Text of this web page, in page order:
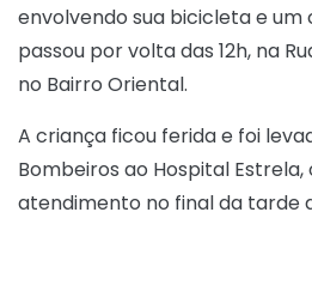
envolvendo sua bicicleta e um
passou por volta das 12h, na
no Bairro Oriental.
A criança ficou ferida e foi
Bombeiros ao Hospital Estrela,
atendimento no final da tarde